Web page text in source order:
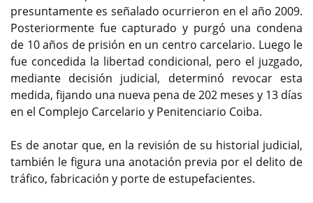
presuntamente es señalado ocurrieron en el año 2009.
Posteriormente fue capturado y purgó una condena
de 10 años de prisión en un centro carcelario. Luego le
fue concedida la libertad condicional, pero el juzgado,
mediante decisión judicial, determinó revocar esta
medida, fijando una nueva pena de 202 meses y 13 días
en el Complejo Carcelario y Penitenciario Coiba.
Es de anotar que, en la revisión de su historial judicial,
también le figura una anotación previa por el delito de
tráfico, fabricación y porte de estupefacientes.